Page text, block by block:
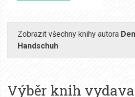
Zobrazit všechny knihy autora
Handschuh
Výběr knih